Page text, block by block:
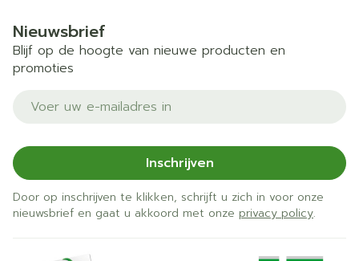
Nieuwsbrief
Blijf op de hoogte van nieuwe producten en
promoties
E-mail adres
Inschrijven
Door op inschrijven te klikken, schrijft u zich in voor onze
nieuwsbrief en gaat u akkoord met onze privacy policy.